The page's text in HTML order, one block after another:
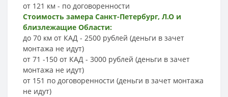
от 121 км - по договоренности
Стоимость замера Санкт-Петербург, Л.О и
близлежащие Области:
до 70 км от КАД - 2500 рублей (деньги в зачет
монтажа не идут)
от 71 -150 от КАД - 3000 рублей (деньги в зачет
монтажа не идут)
от 151 по договоренности (деньги в зачет монтажа
не идут)